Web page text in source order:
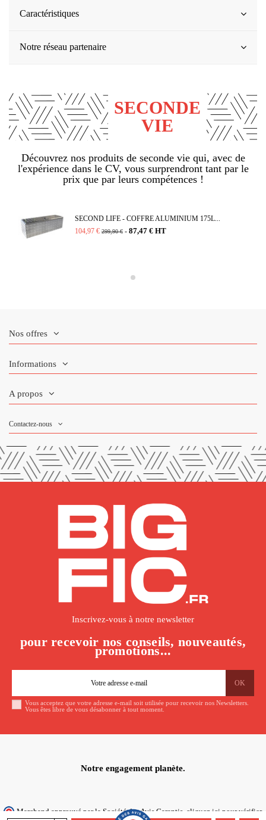
Caractéristiques
Notre réseau partenaire
SECONDE
VIE
Découvrez nos produits de seconde vie qui, avec de
l'expérience dans le CV, vous surprendront tant par le
prix que par leurs compétences !
SECOND LIFE - COFFRE ALUMINIUM 175L...
104,97 € 299,90 € - 87,47 € HT
Nos offres
Informations
A propos
Contactez-nous
Inscrivez-vous à notre newsletter
pour recevoir nos conseils, nouveautés,
promotions...
Vous acceptez que votre adresse e-mail soit utilisée pour recevoir nos Newsletters.
Vous êtes libre de vous désabonner à tout moment.
Notre engagement planète.
Marchand approuvé par la Société des Avis Garantis, cliquez ici pour vérifier.